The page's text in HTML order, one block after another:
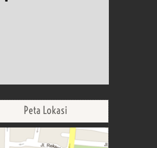
Peta Lokasi